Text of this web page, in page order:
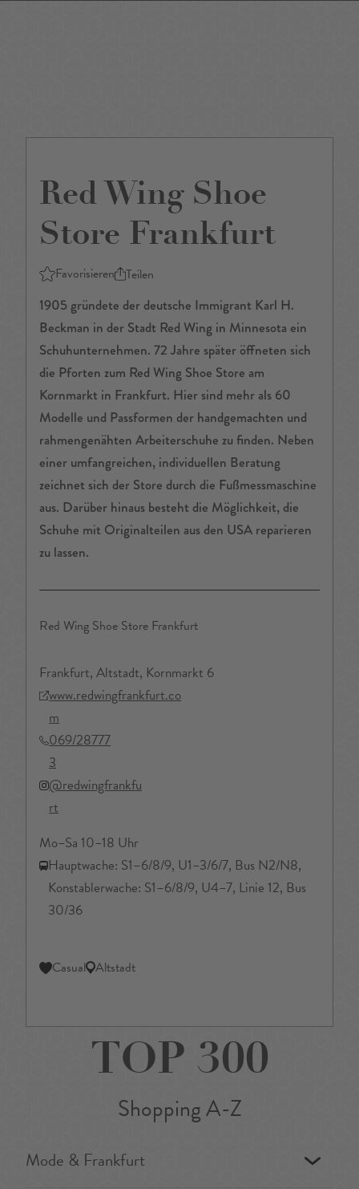
Red Wing Shoe
Store Frankfurt
Favorisieren Teilen
1905 gründete der deutsche Immigrant Karl H.
Beckman in der Stadt Red Wing in Minnesota ein
Schuhunternehmen. 72 Jahre später öffneten sich
die Pforten zum Red Wing Shoe Store am
Kornmarkt in Frankfurt. Hier sind mehr als 60
Modelle und Passformen der handgemachten und
rahmengenähten Arbeiterschuhe zu finden. Neben
einer umfangreichen, individuellen Beratung
zeichnet sich der Store durch die Fußmessmaschine
aus. Darüber hinaus besteht die Möglichkeit, die
Schuhe mit Originalteilen aus den USA reparieren
zu lassen.
Red Wing Shoe Store Frankfurt
Frankfurt, Altstadt, Kornmarkt 6
www.redwingfrankfurt.co
m
069/28777
3
@redwingfrankfu
rt
Mo–Sa 10–18 Uhr
Hauptwache: S1–6/8/9, U1–3/6/7, Bus N2/N8,
Konstablerwache: S1–6/8/9, U4–7, Linie 12, Bus
30/36
Casual Altstadt
TOP 300
Shopping A-Z
Mode & Frankfurt